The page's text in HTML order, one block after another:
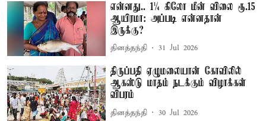
என்னது.. 1¼ கிலோ மீன் விலை ரூ.15
ஆயிரமா: அப்படி என்னதான்
இருக்கு?
தினத்தந்தி 31 Jul 2026
திருப்பதி ஏழுமலையான் கோவிலில்
ஆகஸ்டு மாதம் நடக்கும் விழாக்கள்
விபரம்
தினத்தந்தி 30 Jul 2026